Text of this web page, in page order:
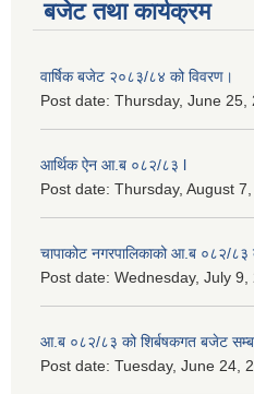
बजेट तथा कार्यक्रम
वार्षिक बजेट २०८३/८४ को विवरण।
Post date: Thursday, June 25,
आर्थिक ऐन आ.ब ०८२/८३ l
Post date: Thursday, August
चापाकोट नगरपालिकाको आ.ब ०८२/८३
Post date: Wednesday, July 9,
आ.ब ०८२/८३ को शिर्बषकगत बजेट
Post date: Tuesday, June 24,